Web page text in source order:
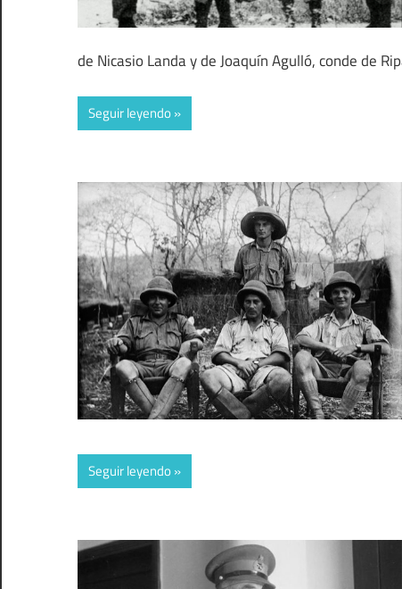
de Nicasio Landa y de Joaquín Agulló, conde de
Seguir leyendo
Seguir leyendo